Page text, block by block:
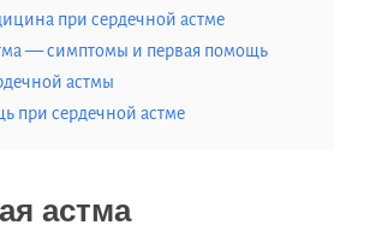
при сердечной астме
— симптомы и первая помощь
астмы
при сердечной астме
астма